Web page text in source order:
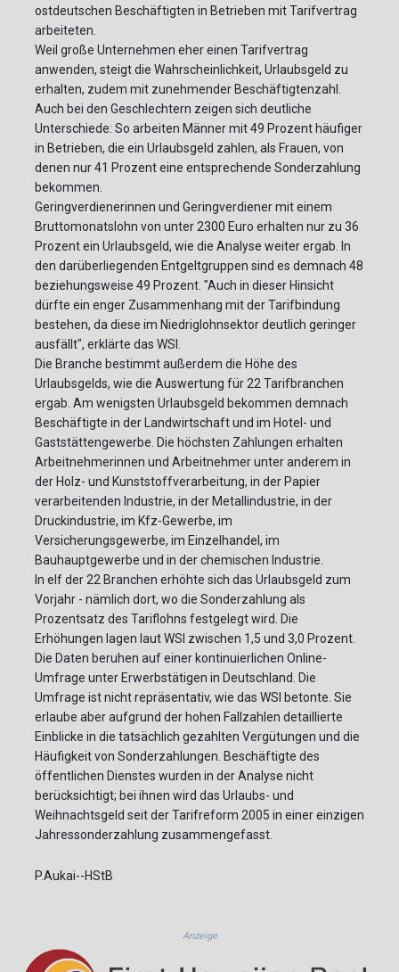
ostdeutschen Beschäftigten in Betrieben mit Tarifvertrag
arbeiteten.
Weil große Unternehmen eher einen Tarifvertrag
anwenden, steigt die Wahrscheinlichkeit, Urlaubsgeld zu
erhalten, zudem mit zunehmender Beschäftigtenzahl.
Auch bei den Geschlechtern zeigen sich deutliche
Unterschiede: So arbeiten Männer mit 49 Prozent häufiger
in Betrieben, die ein Urlaubsgeld zahlen, als Frauen, von
denen nur 41 Prozent eine entsprechende Sonderzahlung
bekommen.
Geringverdienerinnen und Geringverdiener mit einem
Bruttomonatslohn von unter 2300 Euro erhalten nur zu 36
Prozent ein Urlaubsgeld, wie die Analyse weiter ergab. In
den darüberliegenden Entgeltgruppen sind es demnach 48
beziehungsweise 49 Prozent. "Auch in dieser Hinsicht
dürfte ein enger Zusammenhang mit der Tarifbindung
bestehen, da diese im Niedriglohnsektor deutlich geringer
ausfällt", erklärte das WSI.
Die Branche bestimmt außerdem die Höhe des
Urlaubsgelds, wie die Auswertung für 22 Tarifbranchen
ergab. Am wenigsten Urlaubsgeld bekommen demnach
Beschäftigte in der Landwirtschaft und im Hotel- und
Gaststättengewerbe. Die höchsten Zahlungen erhalten
Arbeitnehmerinnen und Arbeitnehmer unter anderem in
der Holz- und Kunststoffverarbeitung, in der Papier
verarbeitenden Industrie, in der Metallindustrie, in der
Druckindustrie, im Kfz-Gewerbe, im
Versicherungsgewerbe, im Einzelhandel, im
Bauhauptgewerbe und in der chemischen Industrie.
In elf der 22 Branchen erhöhte sich das Urlaubsgeld zum
Vorjahr - nämlich dort, wo die Sonderzahlung als
Prozentsatz des Tariflohns festgelegt wird. Die
Erhöhungen lagen laut WSI zwischen 1,5 und 3,0 Prozent.
Die Daten beruhen auf einer kontinuierlichen Online-
Umfrage unter Erwerbstätigen in Deutschland. Die
Umfrage ist nicht repräsentativ, wie das WSI betonte. Sie
erlaube aber aufgrund der hohen Fallzahlen detaillierte
Einblicke in die tatsächlich gezahlten Vergütungen und die
Häufigkeit von Sonderzahlungen. Beschäftigte des
öffentlichen Dienstes wurden in der Analyse nicht
berücksichtigt; bei ihnen wird das Urlaubs- und
Weihnachtsgeld seit der Tarifreform 2005 in einer einzigen
Jahressonderzahlung zusammengefasst.
P.Aukai--HStB
Anzeige